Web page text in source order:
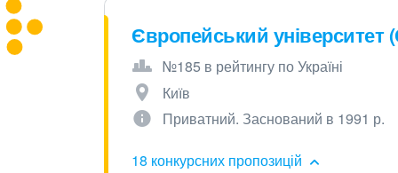
Європейський університет
№185 в рейтингу по Україні
Київ
Приватний. Заснований в 1991 р.
18 конкурсних пропозицій